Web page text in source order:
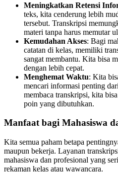
Meningkatkan Retensi
teks, kita cenderung lebih
tersebut. Transkripsi
materi tanpa harus memutar
Kemudahan Akses: Bagi
catatan di kelas, memiliki
sangat membantu. Kita bisa
dengan lebih cepat.
Menghemat Waktu: Kita
mencari informasi penting
membaca transkripsi, kita
poin yang dibutuhkan.
Manfaat bagi Mahasiswa
Kita semua paham betapa
maupun bekerja. Layanan
mahasiswa dan profesional yang
rekaman kelas atau wawancara.